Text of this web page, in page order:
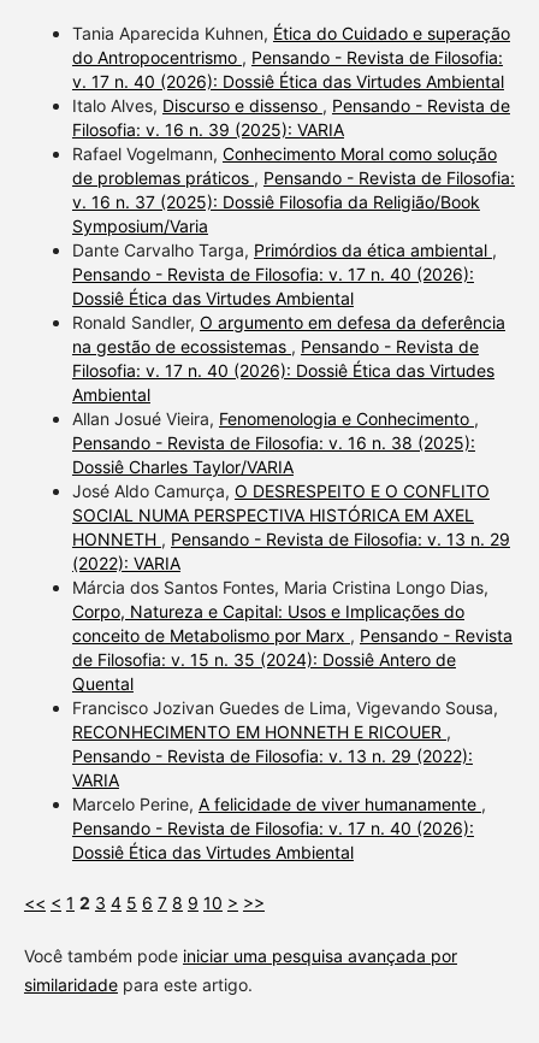
Tania Aparecida Kuhnen, Ética do Cuidado e superação
do Antropocentrismo , Pensando - Revista de Filosofia:
v. 17 n. 40 (2026): Dossiê Ética das Virtudes Ambiental
Italo Alves, Discurso e dissenso , Pensando - Revista de
Filosofia: v. 16 n. 39 (2025): VARIA
Rafael Vogelmann, Conhecimento Moral como solução
de problemas práticos , Pensando - Revista de Filosofia:
v. 16 n. 37 (2025): Dossiê Filosofia da Religião/Book
Symposium/Varia
Dante Carvalho Targa, Primórdios da ética ambiental ,
Pensando - Revista de Filosofia: v. 17 n. 40 (2026):
Dossiê Ética das Virtudes Ambiental
Ronald Sandler, O argumento em defesa da deferência
na gestão de ecossistemas , Pensando - Revista de
Filosofia: v. 17 n. 40 (2026): Dossiê Ética das Virtudes
Ambiental
Allan Josué Vieira, Fenomenologia e Conhecimento ,
Pensando - Revista de Filosofia: v. 16 n. 38 (2025):
Dossiê Charles Taylor/VARIA
José Aldo Camurça, O DESRESPEITO E O CONFLITO
SOCIAL NUMA PERSPECTIVA HISTÓRICA EM AXEL
HONNETH , Pensando - Revista de Filosofia: v. 13 n. 29
(2022): VARIA
Márcia dos Santos Fontes, Maria Cristina Longo Dias,
Corpo, Natureza e Capital: Usos e Implicações do
conceito de Metabolismo por Marx , Pensando - Revista
de Filosofia: v. 15 n. 35 (2024): Dossiê Antero de
Quental
Francisco Jozivan Guedes de Lima, Vigevando Sousa,
RECONHECIMENTO EM HONNETH E RICOUER ,
Pensando - Revista de Filosofia: v. 13 n. 29 (2022):
VARIA
Marcelo Perine, A felicidade de viver humanamente ,
Pensando - Revista de Filosofia: v. 17 n. 40 (2026):
Dossiê Ética das Virtudes Ambiental
<< < 1 2 3 4 5 6 7 8 9 10 > >>
Você também pode iniciar uma pesquisa avançada por
similaridadepara este artigo.